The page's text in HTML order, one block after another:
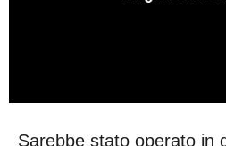
Sarebbe stato operato in